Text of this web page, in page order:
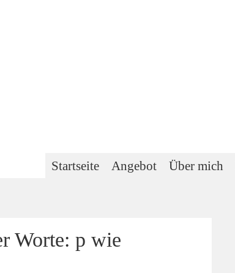
Startseite Angebot Über mich
Worte: p wie